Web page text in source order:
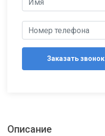
Заказать звонок
Описание